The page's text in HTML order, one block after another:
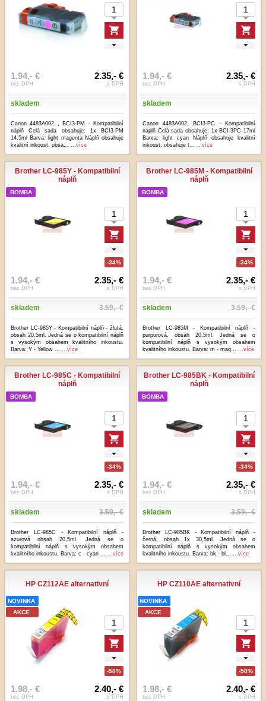
1.94,- €
bez DPH
2.35,- €
s DPH
skladem
Canon 4483A002 , BCI3-PM - Kompatibilní
náplň Celá sada obsahuje: 1x BCI3-PM
14,5ml Barva: light magenta Náplň obsahuje
kvalitní inkoust, obsa...
...více
1.94,- €
bez DPH
2.35,- €
s DPH
skladem
Canon 4483A002, BCI3-PC - Kompatibilní
náplň Celá sada obsahuje: 1x BCI-3PC 17ml
Barva: light cyan Náplň obsahuje kvalitní
inkoust, obsahuje t...
...více
Brother LC-985Y - Kompatibilní
náplň
BOMBA
-34%
1.94,- €
bez DPH
2.35,- €
s DPH
skladem 3.59,- €
Brother LC-985Y - Kompatibilní náplň - žlutá,
obsah 20,5ml. Jedná se o kompatibilní náplň
s vysokým obsahem kvalitního inkoustu.
Barva: Y - Yellow ...
...více
Brother LC-985M - Kompatibilní
náplň
BOMBA
-34%
1.94,- €
bez DPH
2.35,- €
s DPH
skladem 3.59,- €
Brother LC-985M - Kompatibilní náplň -
purpurová, obsah 20,5ml. Jedná se o
kompatibilní náplň s vysokým obsahem
kvalitního inkoustu. Barva: m - mag...
...více
Brother LC-985C - Kompatibilní
náplň
BOMBA
-34%
1.94,- €
bez DPH
2.35,- €
s DPH
skladem 3.59,- €
Brother LC-985C - Kompatibilní náplň -
azurová obsah 20,5ml. Jedná se o
kompatibilní náplň s vysokým obsahem
kvalitního inkoustu. Barva: c - cyan ...
...více
Brother LC-985BK - Kompatibilní
náplň
BOMBA
-34%
1.94,- €
bez DPH
2.35,- €
s DPH
skladem 3.59,- €
Brother LC-985BK - Kompatibilní náplň -
černá, obsah 1x 30,5ml. Jedná se o
kompatibilní náplň s vysokým obsahem
kvalitního inkoustu. Barva: bk - bl...
...více
HP CZ112AE alternativní
NOVINKA
AKCE
-58%
1.98,- €
bez DPH
2.40,- €
s DPH
HP CZ110AE alternativní
NOVINKA
AKCE
-58%
1.98,- €
bez DPH
2.40,- €
s DPH